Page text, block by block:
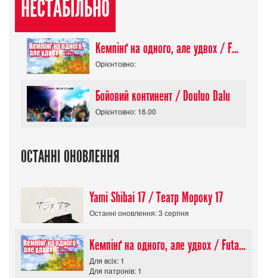
НЕСТАБІЛЬНО
Кемпінґ на одного, але удвох / Futari Solo Camp
Орієнтовно:
Бойовий континент / Douluo Dalu
Орієнтовно: 16.00
ОСТАННІ ОНОВЛЕННЯ
Yami Shibai 17 / Театр Мороку 17
Останні оновлення: 3 серпня
Кемпінґ на одного, але удвох / Futari Solo Camp
Для всіх: 1
Для патронів: 1